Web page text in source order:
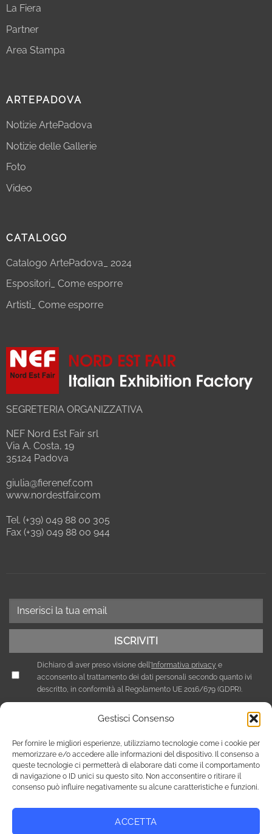
Gestisci Consenso
Per fornire le migliori esperienze, utilizziamo tecnologie come i cookie per
memorizzare e/o accedere alle informazioni del dispositivo. Il consenso a
queste tecnologie ci permetterà di elaborare dati come il comportamento
di navigazione o ID unici su questo sito. Non acconsentire o ritirare il
consenso può influire negativamente su alcune caratteristiche e funzioni.
ACCETTA
La Fiera
Partner
Area Stampa
ARTEPADOVA
Notizie ArtePadova
Notizie delle Gallerie
Foto
Video
CATALOGO
Catalogo ArtePadova_ 2024
Espositori_ Come esporre
Artisti_ Come esporre
SEGRETERIA ORGANIZZATIVA
NEF Nord Est Fair srl
Via A. Costa, 19
35124 Padova
giulia@fierenef.com
www.nordestfair.com
Tel. (+39) 049 88 00 305
Fax (+39) 049 88 00 944
Dichiaro di aver preso visione dell'Informativa privacy e
acconsento al trattamento dei dati personali secondo quanto ivi
descritto, in conformità al Regolamento UE 2016/679 (GDPR).